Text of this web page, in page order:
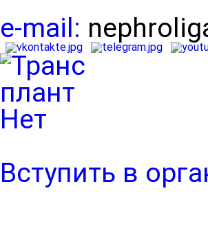
e-mail:
Вступить в